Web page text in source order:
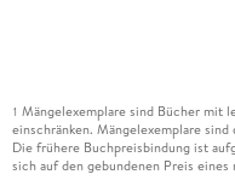
1 Mängelexemplare sind Bücher mit
einschränken. Mängelexemplare
Die frühere Buchpreisbindung ist
sich auf den gebundenen Preis eines